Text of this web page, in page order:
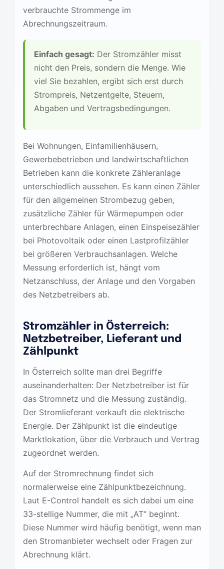
verbrauchte Strommenge im
Abrechnungszeitraum.
Einfach gesagt: Der Stromzähler misst
nicht den Preis, sondern die Menge. Wie
viel Sie bezahlen, ergibt sich erst durch
Strompreis, Netzentgelte, Steuern,
Abgaben und Vertragsbedingungen.
Bei Wohnungen, Einfamilienhäusern,
Gewerbebetrieben und landwirtschaftlichen
Betrieben kann die konkrete Zähleranlage
unterschiedlich aussehen. Es kann einen Zähler
für den allgemeinen Strombezug geben,
zusätzliche Zähler für Wärmepumpen oder
unterbrechbare Anlagen, einen Einspeisezähler
bei Photovoltaik oder einen Lastprofilzähler
bei größeren Verbrauchsanlagen. Welche
Messung erforderlich ist, hängt vom
Netzanschluss, der Anlage und den Vorgaben
des Netzbetreibers ab.
Stromzähler in Österreich:
Netzbetreiber, Lieferant und
Zählpunkt
In Österreich sollte man drei Begriffe
auseinanderhalten: Der Netzbetreiber ist für
das Stromnetz und die Messung zuständig.
Der Stromlieferant verkauft die elektrische
Energie. Der Zählpunkt ist die eindeutige
Marktlokation, über die Verbrauch und Vertrag
zugeordnet werden.
Auf der Stromrechnung findet sich
normalerweise eine Zählpunktbezeichnung.
Laut E-Control handelt es sich dabei um eine
33-stellige Nummer, die mit „AT“ beginnt.
Diese Nummer wird häufig benötigt, wenn man
den Stromanbieter wechselt oder Fragen zur
Abrechnung klärt.